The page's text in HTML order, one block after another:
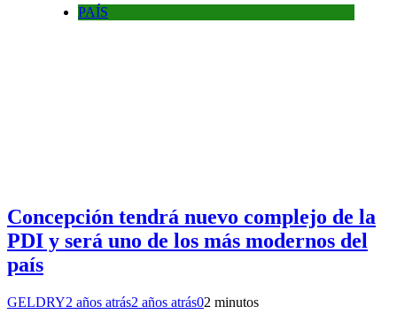
PAÍS
Concepción tendrá nuevo complejo de la
PDI y será uno de los más modernos del
país
GELDRY2 años atrás2 años atrás02 minutos